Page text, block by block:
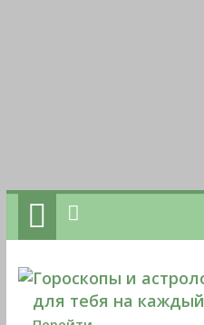
Гороскопы и
для тебя на